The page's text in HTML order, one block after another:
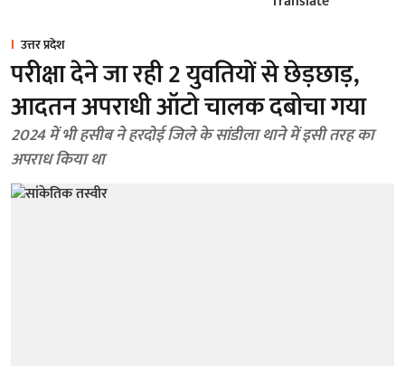
उत्तर प्रदेश
परीक्षा देने जा रही 2 युवतियों से छेड़छाड़,
आदतन अपराधी ऑटो चालक दबोचा गया
2024 में भी हसीब ने हरदोई जिले के सांडीला थाने में इसी तरह का
अपराध किया था